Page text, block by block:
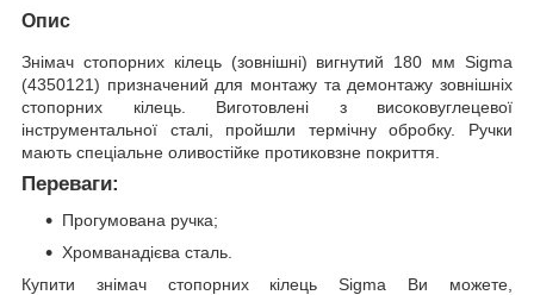
Опис
Знімач стопорних кілець (зовнішні) вигнутий 180 мм Sigma
(4350121) призначений для монтажу та демонтажу зовнішніх
стопорних кілець. Виготовлені з високовуглецевої
інструментальної сталі, пройшли термічну обробку. Ручки
мають спеціальне оливостійке протиковзне покриття.
Переваги:
Прогумована ручка;
Хромванадієва сталь.
Купити знімач стопорних кілець Sigma Ви можете,